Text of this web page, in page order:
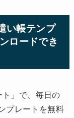
い帳テンプ
ロードでき
ト」で、毎日の
プレートを無料